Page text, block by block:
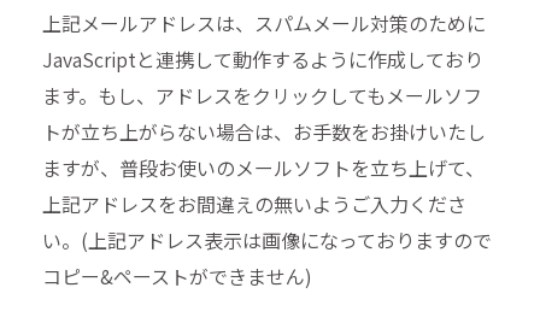
上記メールアドレスは、スパムメール対策のために
JavaScriptと連携して動作するように作成しており
ます。もし、アドレスをクリックしてもメールソフ
トが立ち上がらない場合は、お手数をお掛けいたし
ますが、普段お使いのメールソフトを立ち上げて、
上記アドレスをお間違えの無いようご入力くださ
い。(上記アドレス表示は画像になっておりますので
コピー&ペーストができません)